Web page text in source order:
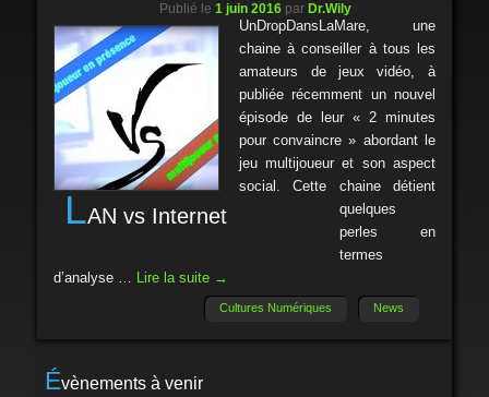
Publié le 1 juin 2016 par Dr.Wily
LAN vs Internet
UnDropDansLaMare, une
chaine à conseiller à tous les
amateurs de jeux vidéo, à
publiée récemment un nouvel
épisode de leur « 2 minutes
pour convaincre » abordant le
jeu multijoueur et son aspect
social. Cette chaine détient
quelques
perles en
termes
d’analyse … Lire la suite →
Cultures Numériques News
Évènements à venir